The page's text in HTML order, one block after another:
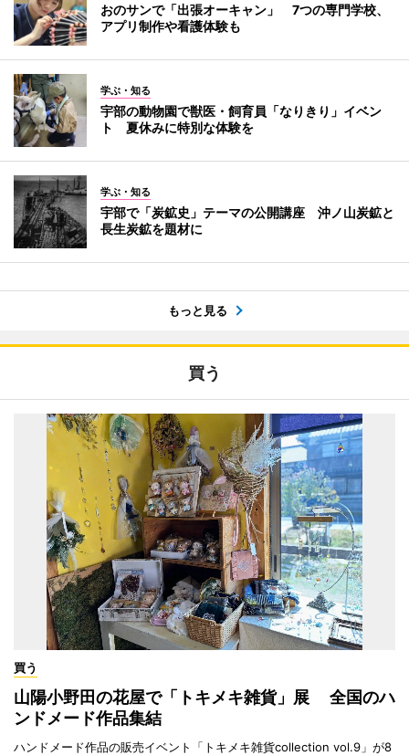
おのサンで「出張オーキャン」 7つの専門学校、
アプリ制作や看護体験も
学ぶ・知る
宇部の動物園で獣医・飼育員「なりきり」イベン
ト 夏休みに特別な体験を
学ぶ・知る
宇部で「炭鉱史」テーマの公開講座 沖ノ山炭鉱と
長生炭鉱を題材に
もっと見る
買う
買う
山陽小野田の花屋で「トキメキ雑貨」展 全国のハ
ンドメード作品集結
ハンドメード作品の販売イベント「トキメキ雑貨collection vol.9」が8